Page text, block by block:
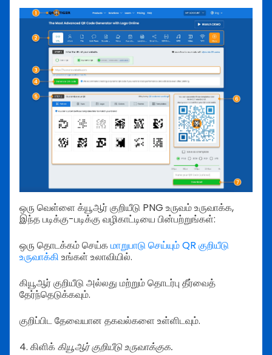
ஒரு வெள்ளை க்யூஆர் குறியீடு PNG உருவம் உருவாக்க,
இந்த படிக்கு-படிக்கு வழிகாட்டியை பின்பற்றுங்கள்:
ஒரு தொடக்கம் செய்கமாறுபாடு செய்யும் QR குறியீடு
உருவாக்கி உங்கள் உலாவியில்.
கியூஆர் குறியீடு அல்லது மற்றும் தொடர்பு தீர்வைத்
தேர்ந்தெடுக்கவும்.
குறிப்பிட தேவையான தகவல்களை உள்ளிடவும்.
4. கிளிக்கியூஆர் குறியீடு உருவாக்குக.